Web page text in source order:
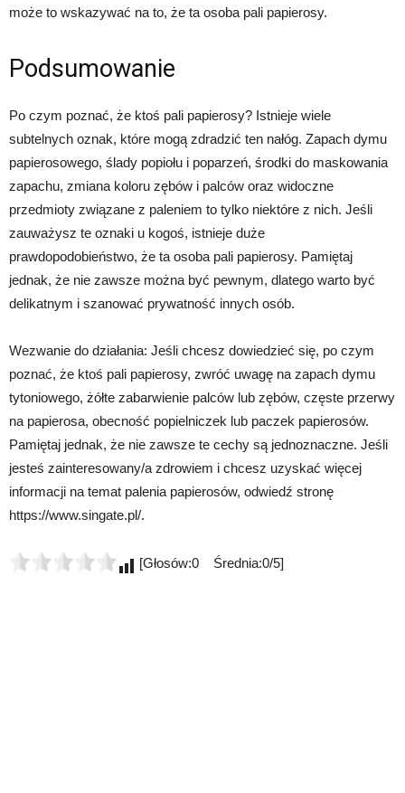
może to wskazywać na to, że ta osoba pali papierosy.
Podsumowanie
Po czym poznać, że ktoś pali papierosy? Istnieje wiele
subtelnych oznak, które mogą zdradzić ten nałóg. Zapach dymu
papierosowego, ślady popiołu i poparzeń, środki do maskowania
zapachu, zmiana koloru zębów i palców oraz widoczne
przedmioty związane z paleniem to tylko niektóre z nich. Jeśli
zauważysz te oznaki u kogoś, istnieje duże
prawdopodobieństwo, że ta osoba pali papierosy. Pamiętaj
jednak, że nie zawsze można być pewnym, dlatego warto być
delikatnym i szanować prywatność innych osób.
Wezwanie do działania: Jeśli chcesz dowiedzieć się, po czym
poznać, że ktoś pali papierosy, zwróć uwagę na zapach dymu
tytoniowego, żółte zabarwienie palców lub zębów, częste przerwy
na papierosa, obecność popielniczek lub paczek papierosów.
Pamiętaj jednak, że nie zawsze te cechy są jednoznaczne. Jeśli
jesteś zainteresowany/a zdrowiem i chcesz uzyskać więcej
informacji na temat palenia papierosów, odwiedź stronę
https://www.singate.pl/.
[Głosów:0 Średnia:0/5]